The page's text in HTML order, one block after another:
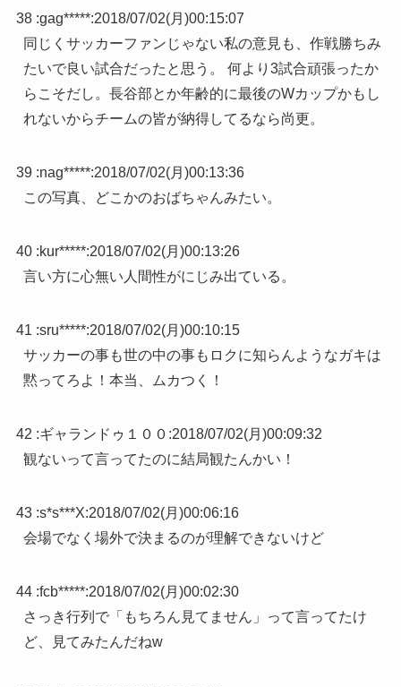
38 :gag*****:2018/07/02(月)00:15:07
同じくサッカーファンじゃない私の意見も、作戦勝ちみ
たいで良い試合だったと思う。 何より3試合頑張ったか
らこそだし。長谷部とか年齢的に最後のWカップかもし
れないからチームの皆が納得してるなら尚更。
39 :nag*****:2018/07/02(月)00:13:36
この写真、どこかのおばちゃんみたい。
40 :kur*****:2018/07/02(月)00:13:26
言い方に心無い人間性がにじみ出ている。
41 :sru*****:2018/07/02(月)00:10:15
サッカーの事も世の中の事もロクに知らんようなガキは
黙ってろよ！本当、ムカつく！
42 :ギャランドゥ１００ :2018/07/02(月)00:09:32
観ないって言ってたのに結局観たんかい！
43 :s*s***X:2018/07/02(月)00:06:16
会場でなく場外で決まるのが理解できないけど
44 :fcb*****:2018/07/02(月)00:02:30
さっき行列で「もちろん見てません」って言ってたけ
ど、見てみたんだねw